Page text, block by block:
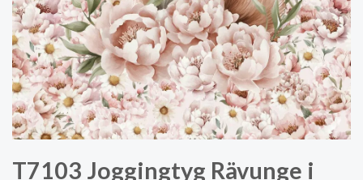
T7103 Joggingtyg Rävunge i